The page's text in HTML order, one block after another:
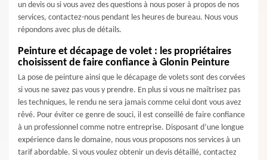
un devis ou si vous avez des questions à nous poser à propos de nos
services, contactez-nous pendant les heures de bureau. Nous vous
répondons avec plus de détails.
Peinture et décapage de volet : les propriétaires
choisissent de faire confiance à Glonin Peinture
La pose de peinture ainsi que le décapage de volets sont des corvées
si vous ne savez pas vous y prendre. En plus si vous ne maîtrisez pas
les techniques, le rendu ne sera jamais comme celui dont vous avez
rêvé. Pour éviter ce genre de souci, il est conseillé de faire confiance
à un professionnel comme notre entreprise. Disposant d’une longue
expérience dans le domaine, nous vous proposons nos services à un
tarif abordable. Si vous voulez obtenir un devis détaillé, contactez